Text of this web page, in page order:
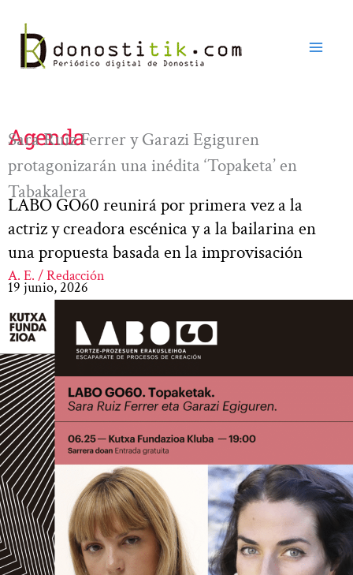
contenido
Agenda
Sara Ruiz Ferrer y Garazi Egiguren
protagonizarán una inédita ‘Topaketa’ en
Tabakalera
LABO GO60 reunirá por primera vez a la
actriz y creadora escénica y a la bailarina en
una propuesta basada en la improvisación
A. E. / Redacción
19 junio, 2026